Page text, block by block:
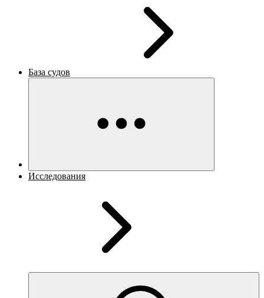
База судов
Исследования